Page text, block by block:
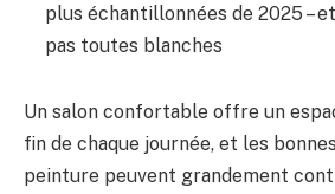
plus échantillonnées de 2025 –
pas toutes blanches
Un salon confortable offre un
fin de chaque journée, et les
peinture peuvent grandement